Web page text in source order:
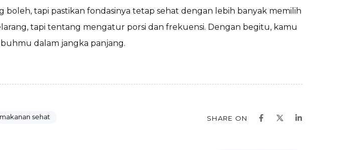
tapi pastikan fondasinya tetap sehat dengan lebih banyak memilih
tapi tentang mengatur porsi dan frekuensi. Dengan begitu, kamu
dalam jangka panjang.
makanan sehat SHARE ON